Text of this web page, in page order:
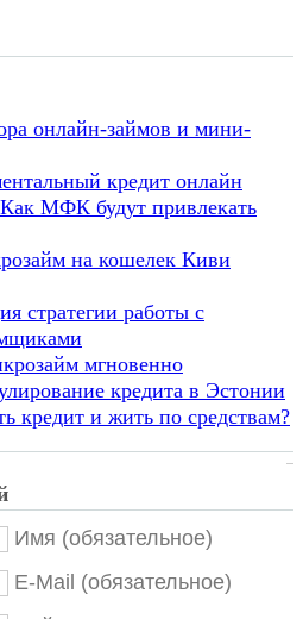
онлайн-займов и мини-
кредит онлайн
МФК будут привлекать
на кошелек Киви
стратегии работы с
мгновенно
кредита в Эстонии
кредит и жить по средствам?
Имя (обязательное)
E-Mail (обязательное)